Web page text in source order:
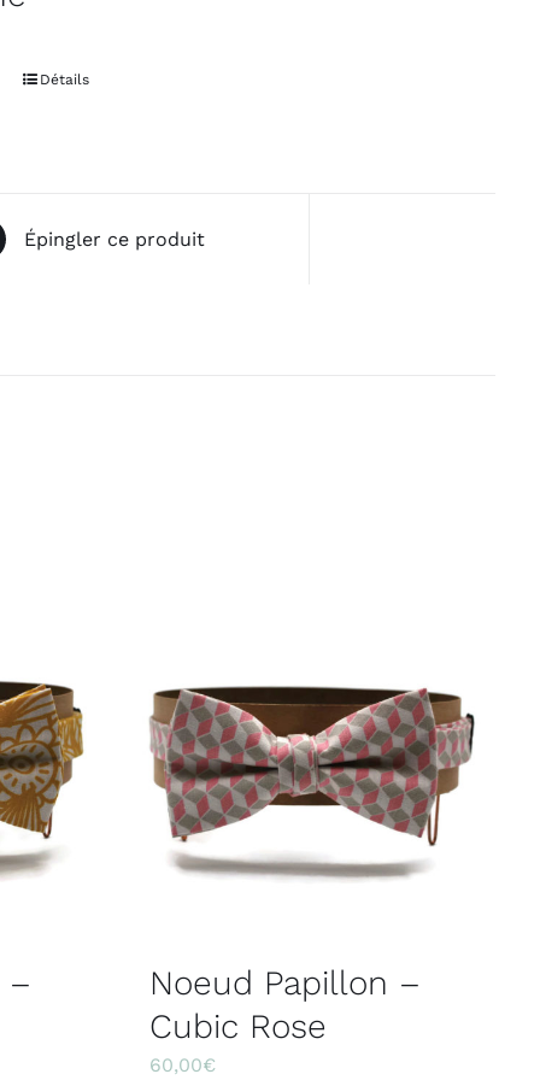
Détails
Épingler ce produit
–
Noeud Papillon –
Cubic Rose
60,00€